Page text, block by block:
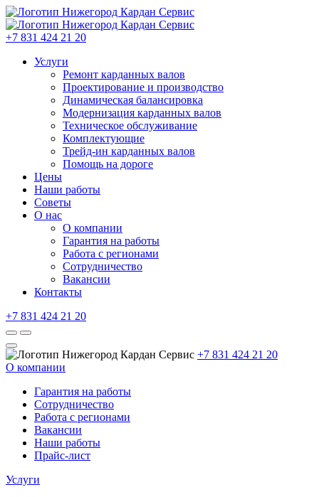
+7 831 424 21 20
Услуги
Ремонт карданных валов
Проектирование и производство
Динамическая балансировка
Модернизация карданных валов
Техническое обслуживание
Комплектующие
Трейд-ин карданных валов
Помощь на дороге
Цены
Наши работы
Советы
О нас
О компании
Гарантия на работы
Работа с регионами
Сотрудничество
Вакансии
Контакты
+7 831 424 21 20
+7 831 424 21 20
О компании
Гарантия на работы
Сотрудничество
Работа с регионами
Вакансии
Наши работы
Прайс-лист
Услуги